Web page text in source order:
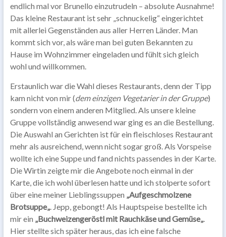
endlich mal vor Brunello einzutrudeln – absolute Ausnahme!
Das kleine Restaurant ist sehr „schnuckelig“ eingerichtet
mit allerlei Gegenständen aus aller Herren Länder. Man
kommt sich vor, als wäre man bei guten Bekannten zu
Hause im Wohnzimmer eingeladen und fühlt sich gleich
wohl und willkommen.
Erstaunlich war die Wahl dieses Restaurants, denn der Tipp
kam nicht von mir (dem einzigen Vegetarier in der Gruppe)
sondern von einem anderen Mitglied. Als unsere kleine
Gruppe vollständig anwesend war ging es an die Bestellung.
Die Auswahl an Gerichten ist für ein fleischloses Restaurant
mehr als ausreichend, wenn nicht sogar groß. Als Vorspeise
wollte ich eine Suppe und fand nichts passendes in der Karte.
Die Wirtin zeigte mir die Angebote noch einmal in der
Karte, die ich wohl überlesen hatte und ich stolperte sofort
über eine meiner Lieblingssuppen „Aufgeschmolzene
Brotsuppe„. Jepp, gebongt! Als Hauptspeise bestellte ich
mir ein „Buchweizengeröstl mit Rauchkäse und Gemüse„.
Hier stellte sich später heraus, das ich eine falsche